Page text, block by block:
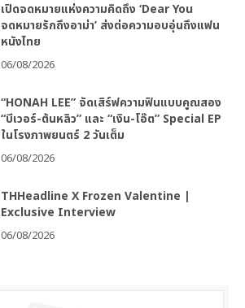
เปิดจดหมายแห่งความคิดถึง ‘Dear You
จดหมายรักถึงอาม่า’ ส่งต่อความอบอุ่นถึงแฟน
หนังไทย
06/08/2026
“HONAH LEE” จัดเสิร์ฟความฟินแบบคูณสอง
“บีเวอร์-ต้นหลิว” และ “เงิน-โอ๊ต” Special EP
ในโรงภาพยนตร์ 2 วันเต็ม
06/08/2026
THHeadline X Frozen Valentine |
Exclusive Interview
06/08/2026